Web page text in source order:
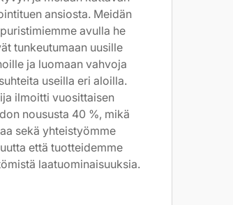
ansiosta. Meidän
avulla he
tunkeutumaan uusille
ja luomaan vahvoja
useilla eri aloilla.
ilmoitti vuosittaisen
noususta 40 %, mikä
sekä yhteistyömme
että tuotteidemme
laatuominaisuuksia.